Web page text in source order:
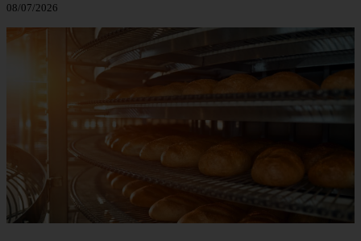
08/07/2026